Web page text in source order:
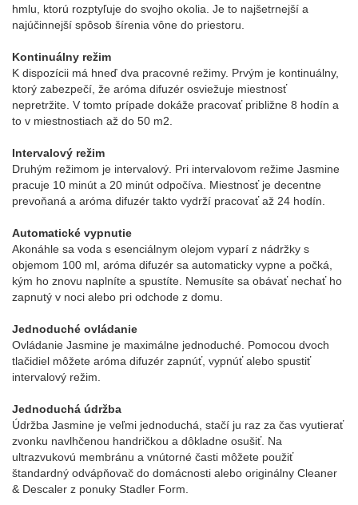
hmlu, ktorú rozptyľuje do svojho okolia. Je to najšetrnejší a
najúčinnejší spôsob šírenia vône do priestoru.
Kontinuálny režim
K dispozícii má hneď dva pracovné režimy. Prvým je kontinuálny,
ktorý zabezpečí, že aróma difuzér osviežuje miestnosť
nepretržite. V tomto prípade dokáže pracovať približne 8 hodín a
to v miestnostiach až do 50 m2.
Intervalový režim
Druhým režimom je intervalový. Pri intervalovom režime Jasmine
pracuje 10 minút a 20 minút odpočíva. Miestnosť je decentne
prevoňaná a aróma difuzér takto vydrží pracovať až 24 hodín.
Automatické vypnutie
Akonáhle sa voda s esenciálnym olejom vyparí z nádržky s
objemom 100 ml, aróma difuzér sa automaticky vypne a počká,
kým ho znovu naplníte a spustíte. Nemusíte sa obávať nechať ho
zapnutý v noci alebo pri odchode z domu.
Jednoduché ovládanie
Ovládanie Jasmine je maximálne jednoduché. Pomocou dvoch
tlačidiel môžete aróma difuzér zapnúť, vypnúť alebo spustiť
intervalový režim.
Jednoduchá údržba
Údržba Jasmine je veľmi jednoduchá, stačí ju raz za čas vyutierať
zvonku navlhčenou handričkou a dôkladne osušiť. Na
ultrazvukovú membránu a vnútorné časti môžete použiť
štandardný odvápňovač do domácnosti alebo originálny Cleaner
& Descaler z ponuky Stadler Form.